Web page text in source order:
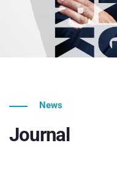
News
Journal